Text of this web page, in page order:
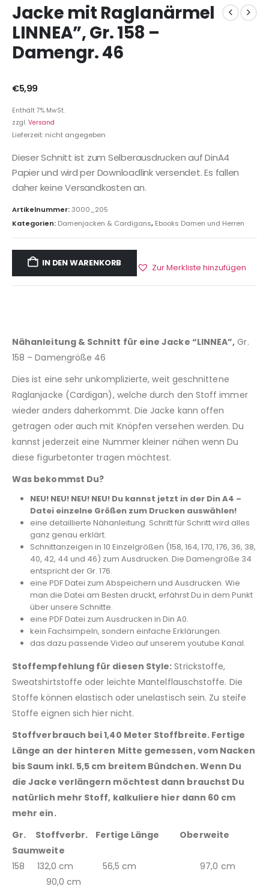
Jacke mit Raglanärmel
LINNEA”, Gr. 158 –
Damengr. 46
€5,99
Enthält 7% MwSt.
zzgl. Versand
Lieferzeit: nicht angegeben
Dieser Schnitt ist zum Selberausdrucken auf DinA4
Papier und wird per Downloadlink versendet. Es fallen
daher keine Versandkosten an.
Artikelnummer:3000_205
Kategorien: Damenjacken & Cardigans, Ebooks Damen und Herren
IN DEN WARENKORB Zur Merkliste hinzufügen
Nähanleitung & Schnitt für eine Jacke “LINNEA”, Gr.
158 – Damengröße 46
Dies ist eine sehr unkomplizierte, weit geschnittene
Raglanjacke (Cardigan), welche durch den Stoff immer
wieder anders daherkommt. Die Jacke kann offen
getragen oder auch mit Knöpfen versehen werden. Du
kannst jederzeit eine Nummer kleiner nähen wenn Du
diese figurbetonter tragen möchtest.
Was bekommst Du?
NEU! NEU! NEU! NEU! Du kannst jetzt in der Din A4 –
Datei einzelne Größen zum Drucken auswählen!
eine detaillierte Nähanleitung. Schritt für Schritt wird alles
ganz genau erklärt.
Schnittanzeigen in 10 Einzelgrößen (158, 164, 170, 176, 36, 38,
40, 42, 44 und 46) zum Ausdrucken. Die Damengröße 34
entspricht der Gr. 176.
eine PDF Datei zum Abspeichern und Ausdrucken. Wie
man die Datei am Besten druckt, erfährst Du in dem Punkt
über unsere Schnitte.
eine PDF Datei zum Ausdrucken in Din A0.
kein Fachsimpeln, sondern einfache Erklärungen.
das dazu passende Video auf unserem youtube Kanal.
Stoffempfehlung für diesen Style: Strickstoffe,
Sweatshirtstoffe oder leichte Mantelflauschstoffe. Die
Stoffe können elastisch oder unelastisch sein. Zu steife
Stoffe eignen sich hier nicht.
Stoffverbrauch bei 1,40 Meter Stoffbreite. Fertige
Länge an der hinteren Mitte gemessen, vom Nacken
bis Saum inkl. 5,5 cm breitem Bündchen. Wenn Du
die Jacke verlängern möchtest dann brauchst Du
natürlich mehr Stoff, kalkuliere hier dann 60 cm
mehr ein.
Gr. Stoffverbr. Fertige Länge Oberweite
Saumweite
158 132,0 cm 56,5 cm 97,0 cm
90,0 cm